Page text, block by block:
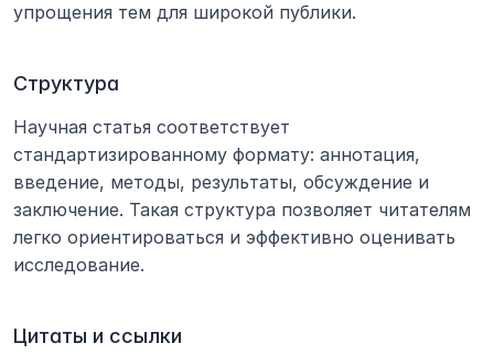
упрощения тем для широкой публики.
Структура
Научная статья соответствует
стандартизированному формату: аннотация,
введение, методы, результаты, обсуждение и
заключение. Такая структура позволяет читателям
легко ориентироваться и эффективно оценивать
исследование.
Цитаты и ссылки